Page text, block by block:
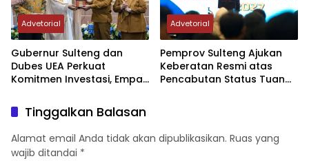
Advetorial
Gubernur Sulteng dan
Dubes UEA Perkuat
Komitmen Investasi, Empat
Advetorial
Pemprov Sulteng Ajukan
Keberatan Resmi atas
Pencabutan Status Tuan
Tinggalkan Balasan
Alamat email Anda tidak akan dipublikasikan. Ruas yang
wajib ditandai *